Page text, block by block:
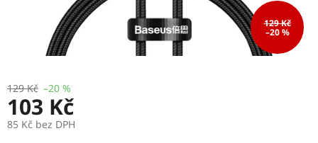
129 Kč
–20 %
129 Kč –20 %
103 Kč
85 Kč bez DPH